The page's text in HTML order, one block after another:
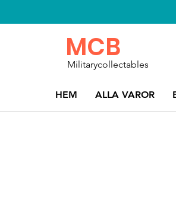
HEM ALLA VAROR
MCB
Militarycollectables